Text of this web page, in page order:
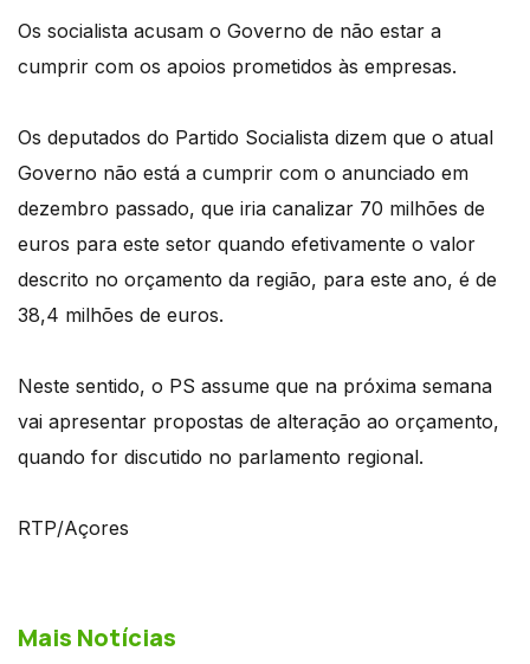
Os socialista acusam o Governo de não estar a
cumprir com os apoios prometidos às empresas.
Os deputados do Partido Socialista dizem que o atual
Governo não está a cumprir com o anunciado em
dezembro passado, que iria canalizar 70 milhões de
euros para este setor quando efetivamente o valor
descrito no orçamento da região, para este ano, é de
38,4 milhões de euros.
Neste sentido, o PS assume que na próxima semana
vai apresentar propostas de alteração ao orçamento,
quando for discutido no parlamento regional.
RTP/Açores
Mais Notícias